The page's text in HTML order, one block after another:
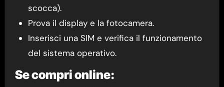
scocca).
Prova il display e la fotocamera.
Inserisci una SIM e verifica il funzionamento
del sistema operativo.
Se compri online: